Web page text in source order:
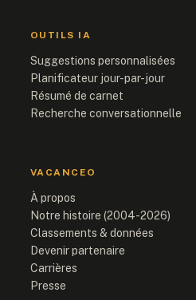
OUTILS IA
Suggestions personnalisées
Planificateur jour-par-jour
Résumé de carnet
Recherche conversationnelle
VACANCEO
À propos
Notre histoire (2004-2026)
Classements & données
Devenir partenaire
Carrières
Presse